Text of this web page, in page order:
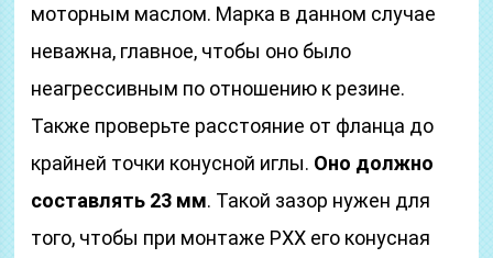
моторным маслом. Марка в данном случае
неважна, главное, чтобы оно было
неагрессивным по отношению к резине.
Также проверьте расстояние от фланца до
крайней точки конусной иглы. Оно должно
составлять 23 мм. Такой зазор нужен для
того, чтобы при монтаже РХХ его конусная